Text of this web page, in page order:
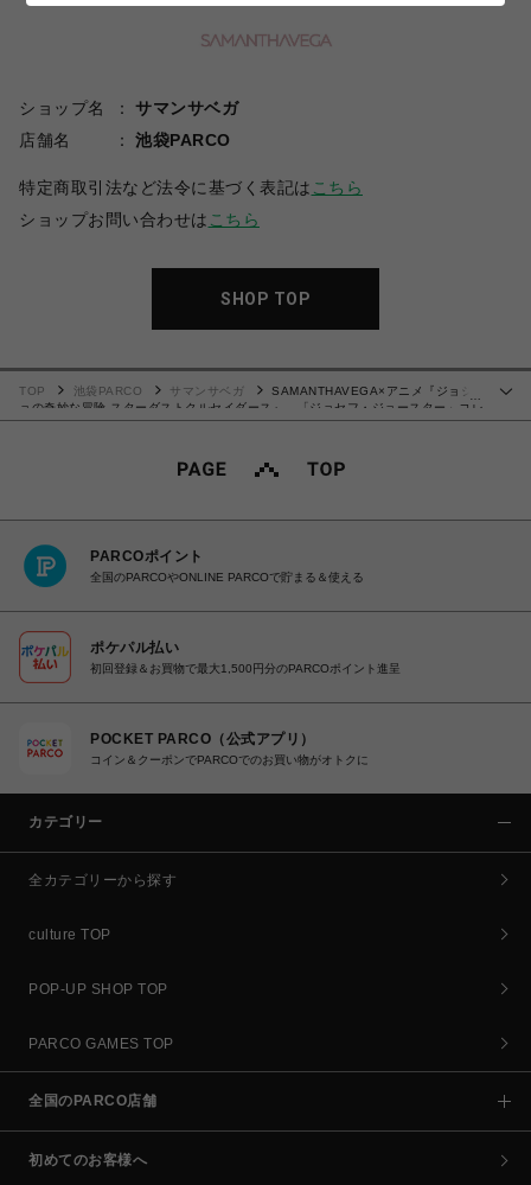
ショップ名
サマンサベガ
店舗名
池袋PARCO
特定商取引法など法令に基づく表記は こちら
ショップお問い合わせは こちら
SHOP TOP
TOP 池袋PARCO サマンサベガ
SAMANTHAVEGA×アニメ『ジョジ
ョの奇妙な冒険 スターダストクルセイダース』 「ジョセフ・ジョースター」コレ
クション 折財布
PARCOポイント
全国のPARCOやONLINE PARCOで貯まる＆使える
ポケパル払い
初回登録＆お買物で最大1,500円分のPARCOポイント進呈
POCKET PARCO（公式アプリ）
コイン＆クーポンでPARCOでのお買い物がオトクに
カテゴリー
全カテゴリーから探す
culture TOP
POP-UP SHOP TOP
PARCO GAMES TOP
全国のPARCO店舗
初めてのお客様へ